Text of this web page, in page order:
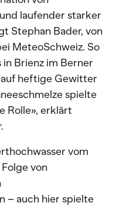
laufender starker
Stephan Bader, von
MeteoSchweiz. So
Brienz im Berner
heftige Gewitter
spielte
Rolle», erklärt
vom
von
– auch hier spielte